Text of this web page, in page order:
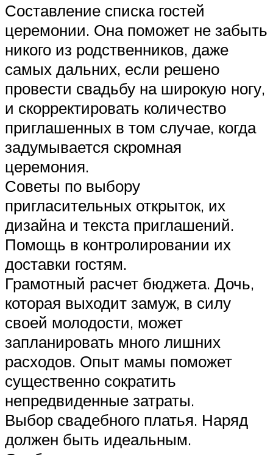
Составление списка гостей
церемонии. Она поможет не забыть
никого из родственников, даже
самых дальних, если решено
провести свадьбу на широкую ногу,
и скорректировать количество
приглашенных в том случае, когда
задумывается скромная
церемония.
Советы по выбору
пригласительных открыток, их
дизайна и текста приглашений.
Помощь в контролировании их
доставки гостям.
Грамотный расчет бюджета. Дочь,
которая выходит замуж, в силу
своей молодости, может
запланировать много лишних
расходов. Опыт мамы поможет
существенно сократить
непредвиденные затраты.
Выбор свадебного платья. Наряд
должен быть идеальным.